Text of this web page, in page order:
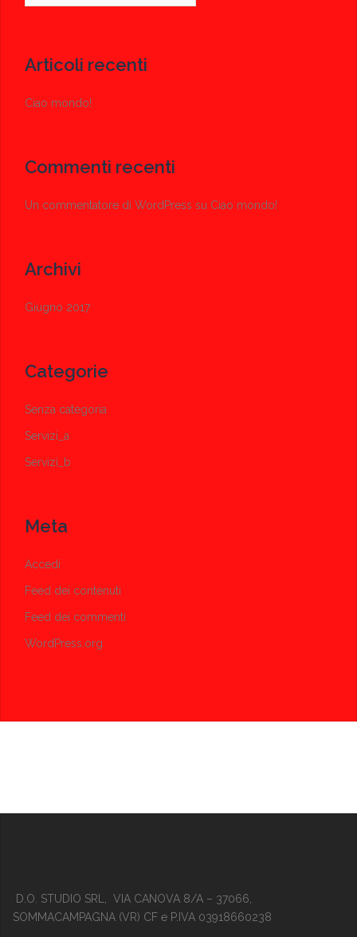
Articoli recenti
Ciao mondo!
Commenti recenti
Un commentatore di WordPress su Ciao mondo!
Archivi
Giugno 2017
Categorie
Senza categoria
Servizi_a
Servizi_b
Meta
Accedi
Feed dei contenuti
Feed dei commenti
WordPress.org
D.O. STUDIO SRL, VIA CANOVA 8/A – 37066,
SOMMACAMPAGNA (VR) CF e P.IVA 03918660238